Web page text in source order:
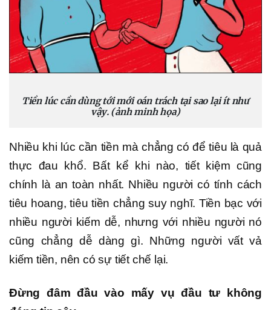
Tiền lúc cần dùng tới mới oán trách tại sao lại ít như
vậy. (ảnh minh họa)
Nhiều khi lúc cần tiền mà chẳng có để tiêu là quả
thực đau khổ. Bất kể khi nào, tiết kiệm cũng
chính là an toàn nhất. Nhiều người có tính cách
tiêu hoang, tiêu tiền chẳng suy nghĩ. Tiền bạc với
nhiều người kiếm dễ, nhưng với nhiều người nó
cũng chẳng dễ dàng gì. Những người vất vả
kiếm tiền, nên có sự tiết chế lại.
Đừng đâm đầu vào mấy vụ đầu tư không